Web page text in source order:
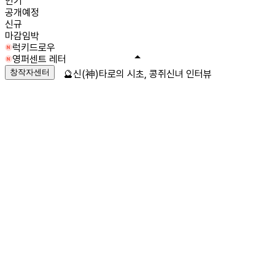
공개예정
신규
마감임박
럭키드로우
영퍼센트 레터
창작자센터 🔮신(神)타로의 시초, 콩쥐신녀 인터뷰